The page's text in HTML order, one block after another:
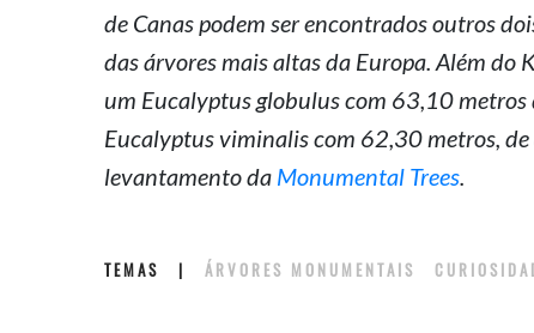
de Canas podem ser encontrados outros
das árvores mais altas da Europa. Além do
um Eucalyptus globulus com 63,10 metros
Eucalyptus viminalis com 62,30 metros, de
levantamento da Monumental Trees
TEMAS | ÁRVORES MONUMENTAIS